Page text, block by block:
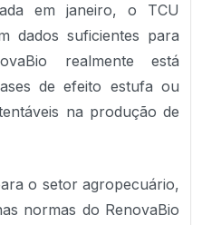
em janeiro, o TCU
dados suficientes para
realmente está
de efeito estufa ou
na produção de
o setor agropecuário,
normas do RenovaBio